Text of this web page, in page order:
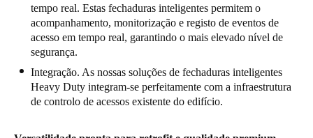
tempo real. Estas fechaduras inteligentes permitem o
acompanhamento, monitorização e registo de eventos de
acesso em tempo real, garantindo o mais elevado nível de
segurança.
Integração. As nossas soluções de fechaduras inteligentes
Heavy Duty integram-se perfeitamente com a infraestrutura
de controlo de acessos existente do edifício.